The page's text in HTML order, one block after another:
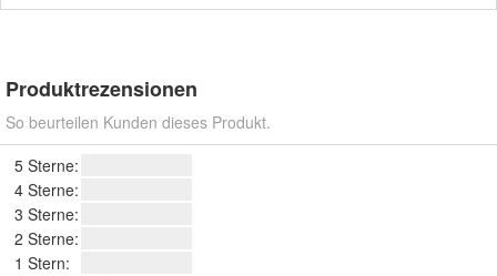
Produktrezensionen
So beurteilen Kunden dieses Produkt.
5 Sterne:
4 Sterne:
3 Sterne:
2 Sterne:
1 Stern: